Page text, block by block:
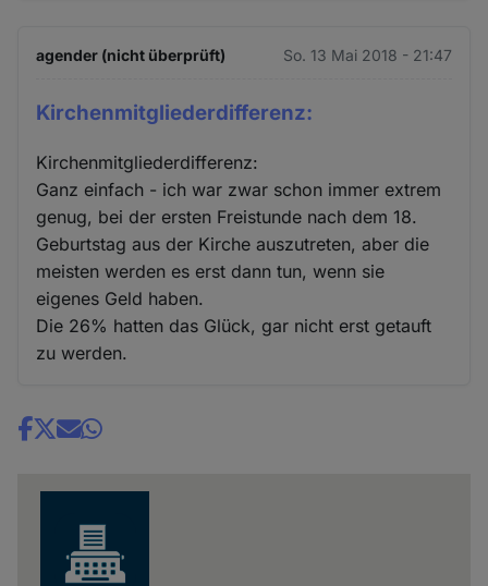
agender (nicht überprüft) So. 13 Mai 2018 - 21:47
Kirchenmitgliederdifferenz:
Kirchenmitgliederdifferenz:
Ganz einfach - ich war zwar schon immer extrem
genug, bei der ersten Freistunde nach dem 18.
Geburtstag aus der Kirche auszutreten, aber die
meisten werden es erst dann tun, wenn sie
eigenes Geld haben.
Die 26% hatten das Glück, gar nicht erst getauft
zu werden.
Share